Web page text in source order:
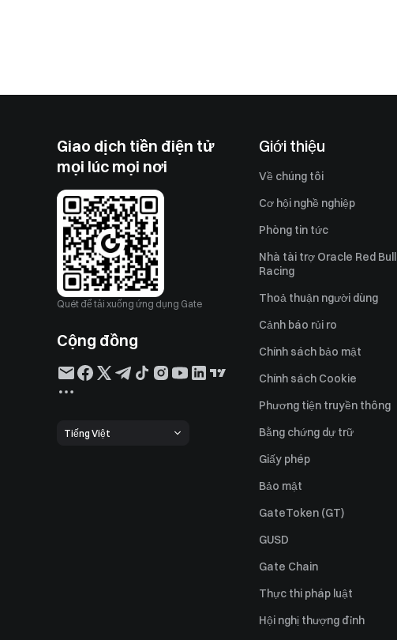
Giao dịch tiền điện tử
mọi lúc mọi nơi
Quét để tải xuống ứng dụng Gate
Cộng đồng
Tiếng Việt
Giới thiệu
Về chúng tôi
Cơ hội nghề nghiệp
Phòng tin tức
Nhà tài trợ Oracle Red Bull
Racing
Thoả thuận người dùng
Cảnh báo rủi ro
Chính sách bảo mật
Chính sách Cookie
Phương tiện truyền thông
Bằng chứng dự trữ
Giấy phép
Bảo mật
GateToken (GT)
GUSD
Gate Chain
Thực thi pháp luật
Hội nghị thượng đỉnh